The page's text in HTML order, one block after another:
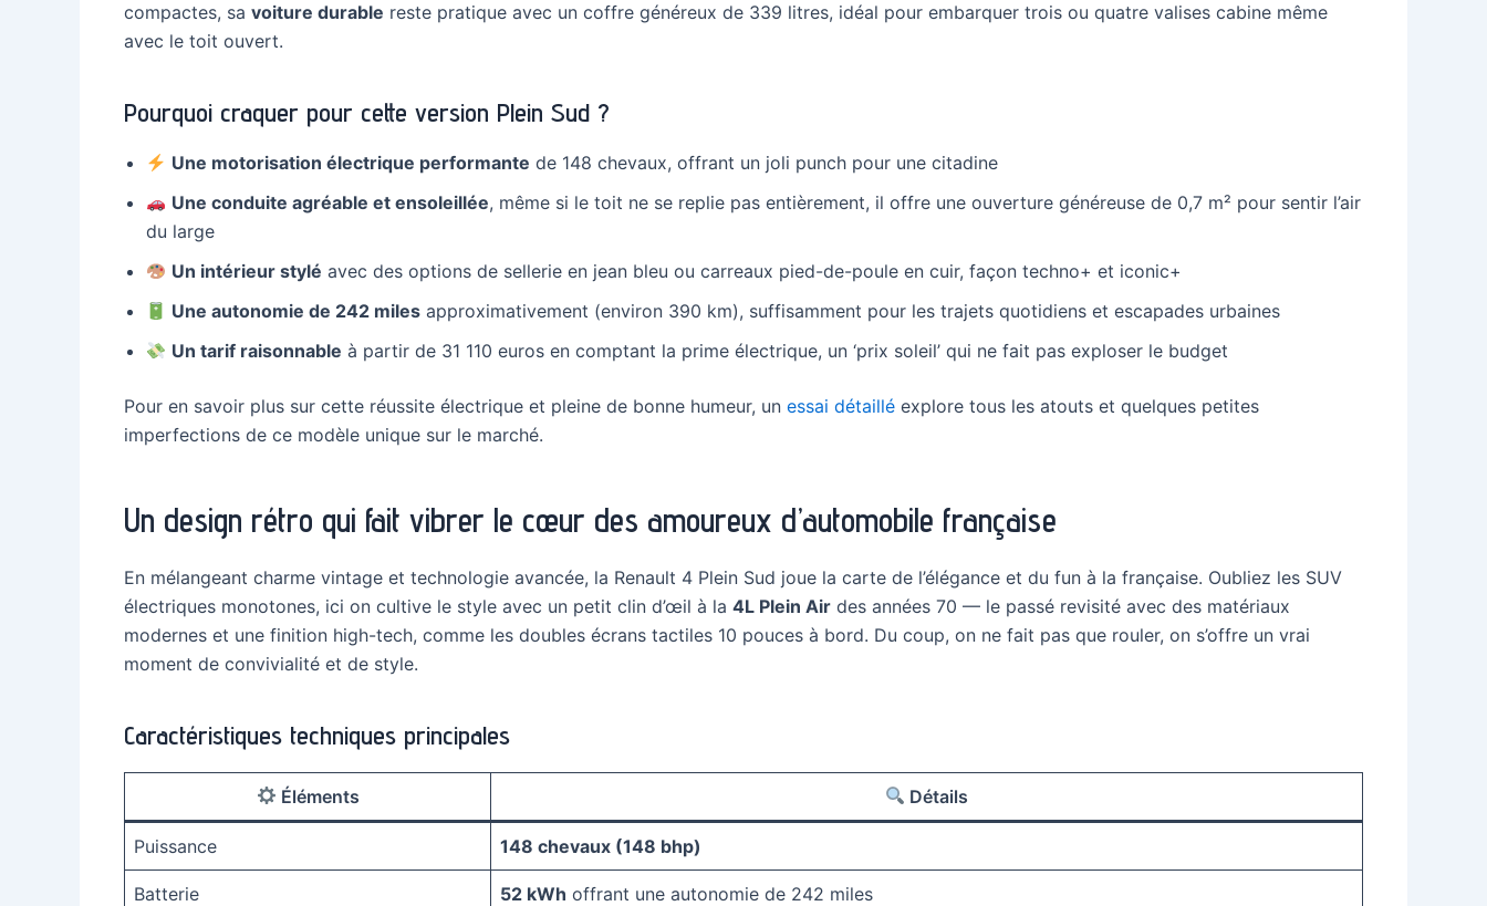
compactes, sa voiture durable reste pratique avec un coffre généreux de 339 litres, idéal pour embarquer trois ou quatre valises cabine même
avec le toit ouvert.
Pourquoi craquer pour cette version Plein Sud ?
Une motorisation électrique performante de 148 chevaux, offrant un joli punch pour une citadine
Une conduite agréable et ensoleillée, même si le toit ne se replie pas entièrement, il offre une ouverture généreuse de 0,7 m² pour sentir l’air
du large
Un intérieur stylé avec des options de sellerie en jean bleu ou carreaux pied-de-poule en cuir, façon techno+ et iconic+
Une autonomie de 242 miles approximativement (environ 390 km), suffisamment pour les trajets quotidiens et escapades urbaines
Un tarif raisonnable à partir de 31 110 euros en comptant la prime électrique, un ‘prix soleil’ qui ne fait pas exploser le budget
Pour en savoir plus sur cette réussite électrique et pleine de bonne humeur, un essai détaillé explore tous les atouts et quelques petites
imperfections de ce modèle unique sur le marché.
Un design rétro qui fait vibrer le cœur des amoureux d’automobile française
En mélangeant charme vintage et technologie avancée, la Renault 4 Plein Sud joue la carte de l’élégance et du fun à la française. Oubliez les SUV
électriques monotones, ici on cultive le style avec un petit clin d’œil à la 4L Plein Air des années 70 — le passé revisité avec des matériaux
modernes et une finition high-tech, comme les doubles écrans tactiles 10 pouces à bord. Du coup, on ne fait pas que rouler, on s’offre un vrai
moment de convivialité et de style.
Caractéristiques techniques principales
Éléments Détails
Puissance 148 chevaux (148 bhp)
Batterie 52 kWh offrant une autonomie de 242 miles